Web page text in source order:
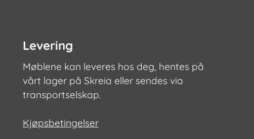
Levering
Møblene kan leveres hos deg, hentes på
vårt lager på Skreia eller sendes via
transportselskap.
Kjøpsbetingelser